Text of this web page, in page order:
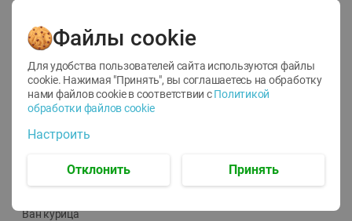
12
1.05 руб./
руб./шт
Корм влаж. для кош. с
Ван курица
ТОФУ Vegetus ТВЕРДЫЙ
Файлы cookie
Для удобства пользователей сайта используются файлы
cookie. Нажимая "Принять", вы соглашаетесь на обработку
нами файлов cookie в соответствии с Политикой
обработки файлов cookie
Настроить
Отклонить Принять